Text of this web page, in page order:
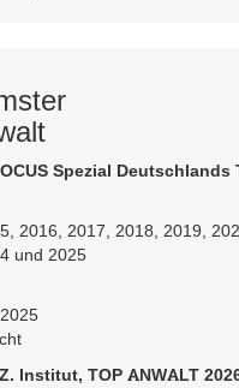
Spezial Deutschlands
2016, 2017, 2018, 2019,
und 2025
Institut, TOP ANWALT